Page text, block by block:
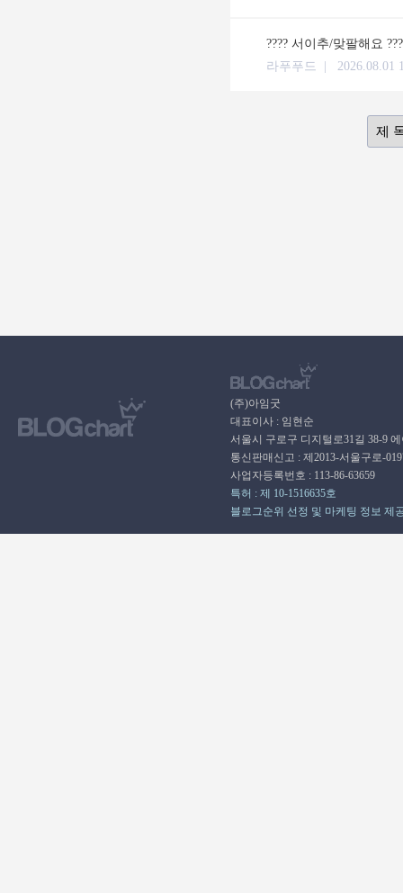
???? 서이추/맞팔해요
라푸푸드 | 2026.08.01
(주)아임굿
대표이사 : 임현순
서울시 구로구 디지털로31길 38-9
통신판매신고 : 제2013-서울구로-
사업자등록번호 : 113-86-63659
특허 : 제 10-1516635호
블로그순위 선정 및 마케팅 정보 제